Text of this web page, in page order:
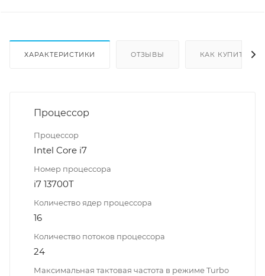
ХАРАКТЕРИСТИКИ ОТЗЫВЫ КАК КУПИТЬ
Процессор
Процессор
Intel Core i7
Номер процессора
i7 13700T
Количество ядер процессора
16
Количество потоков процессора
24
Максимальная тактовая частота в режиме Turbo